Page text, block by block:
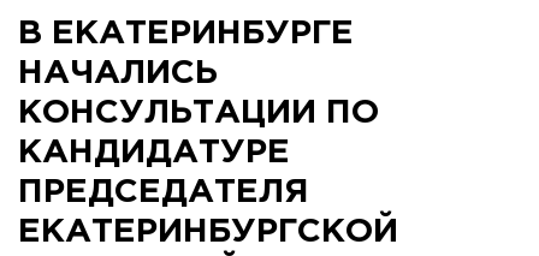
В ЕКАТЕРИНБУРГЕ
НАЧАЛИСЬ
КОНСУЛЬТАЦИИ ПО
КАНДИДАТУРЕ
ПРЕДСЕДАТЕЛЯ
ЕКАТЕРИНБУРГСКОЙ